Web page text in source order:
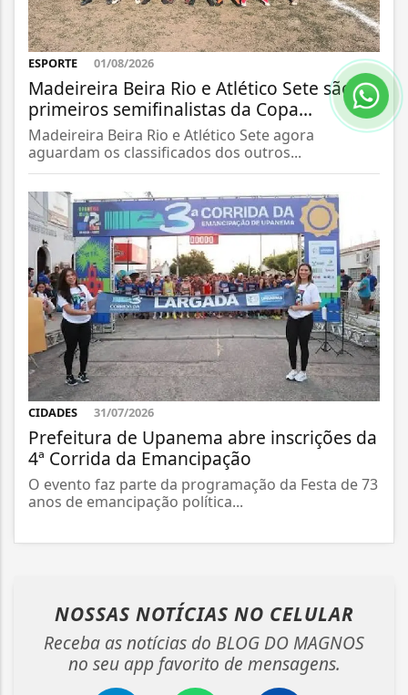
ESPORTE 01/08/2026
Madeireira Beira Rio e Atlético Sete são os
primeiros semifinalistas da Copa...
Madeireira Beira Rio e Atlético Sete agora
aguardam os classificados dos outros...
CIDADES 31/07/2026
Prefeitura de Upanema abre inscrições da
4ª Corrida da Emancipação
O evento faz parte da programação da Festa de 73
anos de emancipação política...
NOSSAS NOTÍCIAS NO CELULAR
Receba as notícias do BLOG DO MAGNOS
no seu app favorito de mensagens.